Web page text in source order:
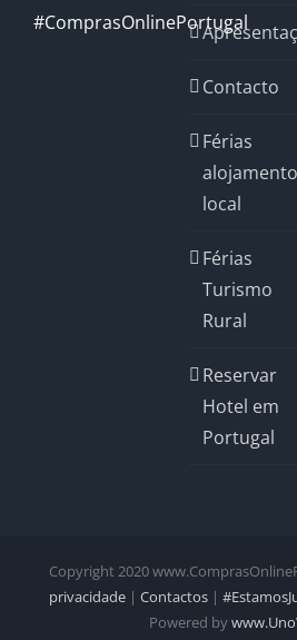
#ComprasOnlinePortugal
Contacto
Férias
alojamento
local
Férias
Turismo
Rural
Reservar
Hotel em
Portugal
Copyright 2020
privacidade | Contactos |
Powered by